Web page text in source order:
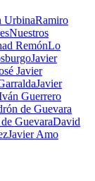
UrbinaRamiro
Nuestros
RemónLo
Javier
Javier
Javier
Guerrero
de Guevara
GuevaraDavid
Javier Amo